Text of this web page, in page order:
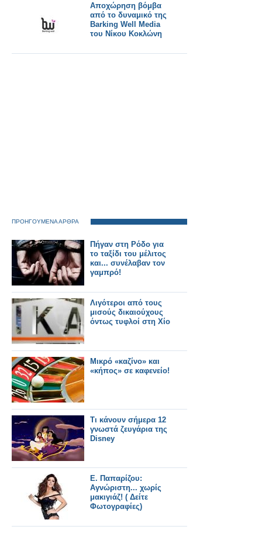
Αποχώρηση βόμβα
από το δυναμικό της
Barking Well Media
του Νίκου Κοκλώνη
ΠΡΟΗΓΟΥΜΕΝΑ ΑΡΘΡΑ
Πήγαν στη Ρόδο για
το ταξίδι του μέλιτος
και... συνέλαβαν τον
γαμπρό!
Λιγότεροι από τους
μισούς δικαιούχους
όντως τυφλοί στη Χίο
Μικρό «καζίνο» και
«κήπος» σε καφενείο!
Τι κάνουν σήμερα 12
γνωστά ζευγάρια της
Disney
Ε. Παπαρίζου:
Αγνώριστη... χωρίς
μακιγιάζ! ( Δείτε
Φωτογραφίες)